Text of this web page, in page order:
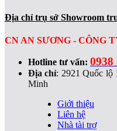
Địa chỉ trụ sở Showroom
CN AN SƯƠNG - CÔNG
Hotline tư vấn: 0938
Địa chỉ: 2921 Quốc lộ
Minh
Giới thiệu
Liên hệ
Nhà tài trợ